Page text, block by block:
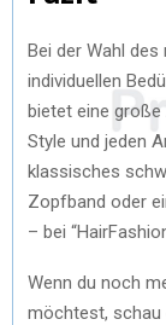
Bei der Wahl
individuellen
bietet eine große
Style und jeden
klassisches
Zopfband oder
– bei
Wenn du noch
möchtest,